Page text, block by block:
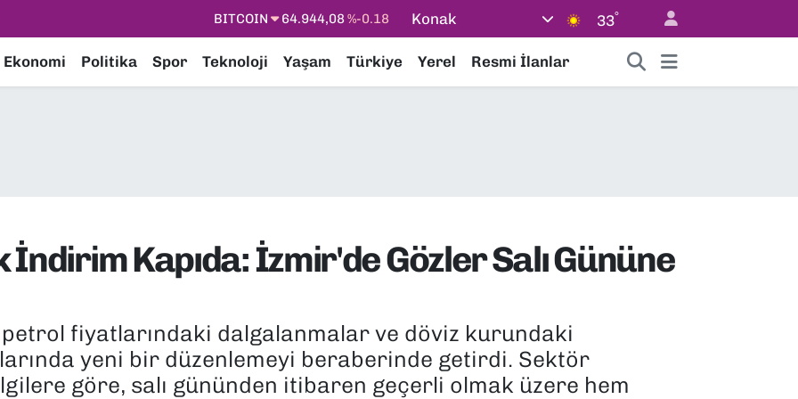
DOLAR 47,7436%0.18
EURO
55,2510%0.32
STERLİN
64,4811%0.38
Konak 33°
Ekonomi Politika Spor Teknoloji Yaşam Türkiye Yerel Resmi İlanlar
Kapıda: İzmir'de Gözler Salı Gününe
fiyatlarındaki dalgalanmalar ve döviz kurundaki
yeni bir düzenlemeyi beraberinde getirdi. Sektör
göre, salı gününden itibaren geçerli olmak üzere hem